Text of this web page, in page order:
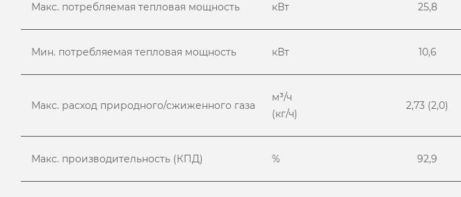
Макс. потребляемая тепловая мощность кВт 25,8
Мин. потребляемая тепловая мощность кВт 10,6
Макс. расход природного/сжиженного газа
м³/ч
(кг/ч)
2,73 (2,0)
Макс. производительность (КПД) % 92,9